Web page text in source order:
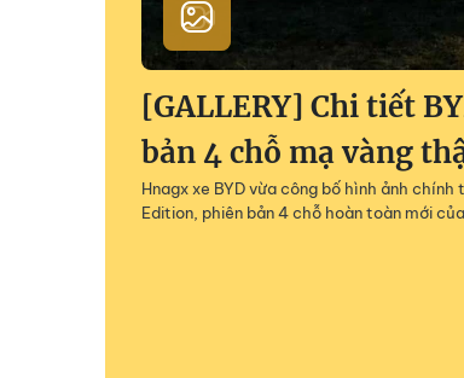
[GALLERY] Chi tiết
bản 4 chỗ mạ vàng
Hnagx xe BYD vừa công bố hình ảnh
Edition, phiên bản 4 chỗ hoàn toàn mới